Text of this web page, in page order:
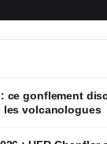
ce gonflement
les volcanologues